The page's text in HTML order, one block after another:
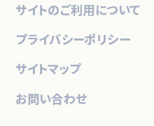
サイトのご利用について
プライバシーポリシー
サイトマップ
お問い合わせ